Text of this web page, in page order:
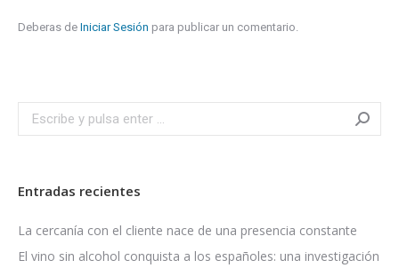
Deberas de Iniciar Sesión para publicar un comentario.
Search:
Entradas recientes
La cercanía con el cliente nace de una presencia constante
El vino sin alcohol conquista a los españoles: una investigación